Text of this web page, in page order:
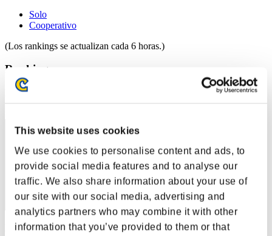
This website uses cookies
We use cookies to personalise content and ads, to
provide social media features and to analyse our
traffic. We also share information about your use of
our site with our social media, advertising and
analytics partners who may combine it with other
information that you’ve provided to them or that
Solo
Cooperativo
(Los rankings se actualizan cada 6 horas.)
Rankings
Posición
1
Puntos: -